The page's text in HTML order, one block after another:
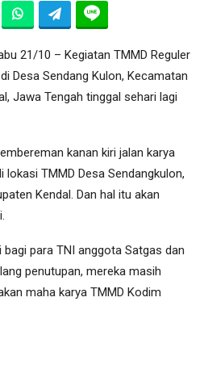
21/10 – Kegiatan TMMD Reguler
Desa Sendang Kulon, Kecamatan
Jawa Tengah tinggal sehari lagi
kanan kiri jalan karya
TMMD Desa Sendangkulon,
Kendal. Dan hal itu akan
bagi para TNI anggota Satgas dan
penutupan, mereka masih
maha karya TMMD Kodim